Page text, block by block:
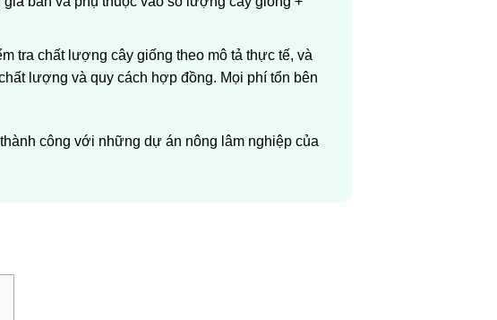
tra chất lượng cây giống theo mô tả thực tế, và
lượng và quy cách hợp đồng. Mọi phí tổn bên
công với những dự án nông lâm nghiệp của